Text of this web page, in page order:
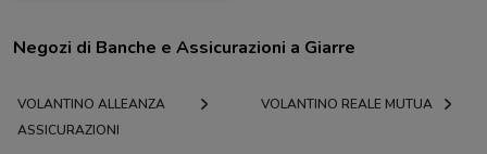
Negozi di Banche e Assicurazioni a Giarre
VOLANTINO ALLEANZA
ASSICURAZIONI
VOLANTINO REALE MUTUA